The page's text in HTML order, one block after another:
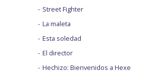
Street Fighter
La maleta
Esta soledad
El director
Hechizo: Bienvenidos a Hexe